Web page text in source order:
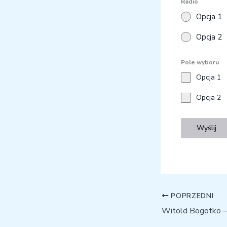
Radio
Opcja 1
Opcja 2
Pole wyboru
Opcja 1
Opcja 2
Wyślij
POPRZEDNI
Witold Bogotko